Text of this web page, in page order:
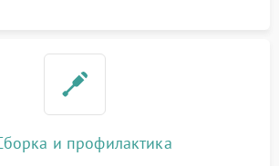
и профилактика